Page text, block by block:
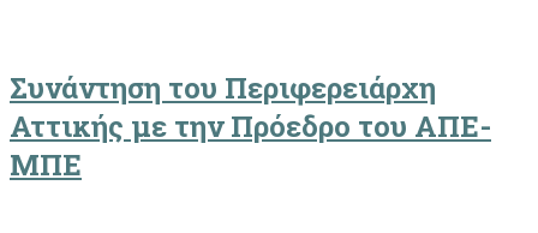
Συνάντηση του Περιφερειάρχη
Αττικής με την Πρόεδρο του ΑΠΕ-
ΜΠΕ